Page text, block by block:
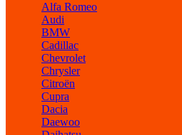
Alfa Romeo
Audi
BMW
Cadillac
Chevrolet
Chrysler
Citroën
Cupra
Dacia
Daewoo